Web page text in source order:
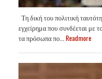
Τη δική του πολιτική
εγχείρημα που συνδέεται με
τα πρόσωπα πο...Readmore